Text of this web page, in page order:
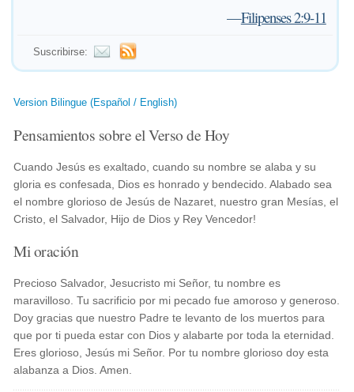
—Filipenses 2:9-11
Suscribirse:
Version Bilingue (Español / English)
Pensamientos sobre el Verso de Hoy
Cuando Jesús es exaltado, cuando su nombre se alaba y su
gloria es confesada, Dios es honrado y bendecido. Alabado sea
el nombre glorioso de Jesús de Nazaret, nuestro gran Mesías, el
Cristo, el Salvador, Hijo de Dios y Rey Vencedor!
Mi oración
Precioso Salvador, Jesucristo mi Señor, tu nombre es
maravilloso. Tu sacrificio por mi pecado fue amoroso y generoso.
Doy gracias que nuestro Padre te levanto de los muertos para
que por ti pueda estar con Dios y alabarte por toda la eternidad.
Eres glorioso, Jesús mi Señor. Por tu nombre glorioso doy esta
alabanza a Dios. Amen.